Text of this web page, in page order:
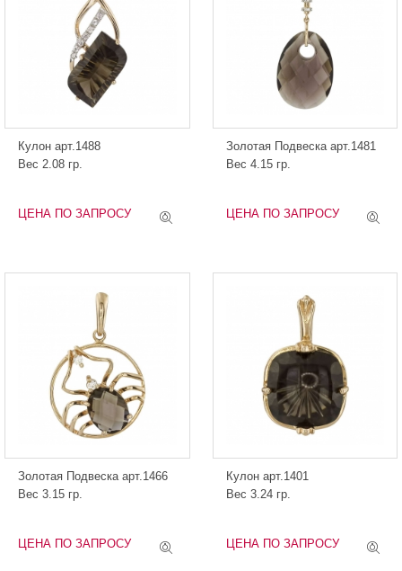
Кулон арт.1488
Вес 2.08 гр.
ЦЕНА ПО ЗАПРОСУ
Золотая Подвеска арт.1481
Вес 4.15 гр.
ЦЕНА ПО ЗАПРОСУ
Золотая Подвеска арт.1466
Вес 3.15 гр.
ЦЕНА ПО ЗАПРОСУ
Кулон арт.1401
Вес 3.24 гр.
ЦЕНА ПО ЗАПРОСУ